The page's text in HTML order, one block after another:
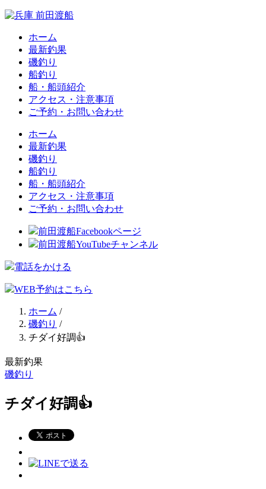
ホーム
最新釣果
磯釣り
船釣り
船・船頭紹介
アクセス・注意事項
ご予約・お問い合わせ
ホーム
最新釣果
磯釣り
船釣り
船・船頭紹介
アクセス・注意事項
ご予約・お問い合わせ
前田渡船Facebookページ
前田渡船YouTubeチャンネル
電話をかける
WEB予約はこちら
ホーム /
磯釣り /
チダイ好調👍
最新釣果
磯釣り
チダイ好調👍